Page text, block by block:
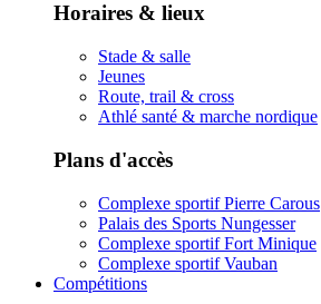
Horaires & lieux
Stade & salle
Jeunes
Route, trail & cross
Athlé santé & marche nordique
Plans d'accès
Complexe sportif Pierre Carous
Palais des Sports Nungesser
Complexe sportif Fort Minique
Complexe sportif Vauban
Compétitions